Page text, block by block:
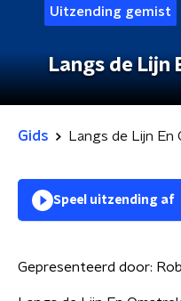
Uitzending gemist
Langs de Lijn
Gids Langs de Lijn En
Speel uitzending af
Gepresenteerd door: